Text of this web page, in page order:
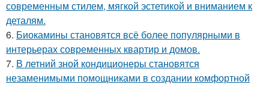
современным стилем, мягкой эстетикой и вниманием к
деталям.
6. Биокамины становятся всё более популярными в
интерьерах современных квартир и домов.
7. В летний зной кондиционеры становятся
незаменимыми помощниками в создании комфортной